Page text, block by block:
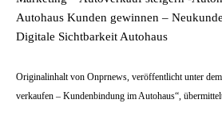
Autohaus Kunden gewinnen –
Digitale Sichtbarkeit Autohaus
Originalinhalt von Onprnews, veröffentlicht unter
verkaufen – Kundenbindung im Autohaus“,